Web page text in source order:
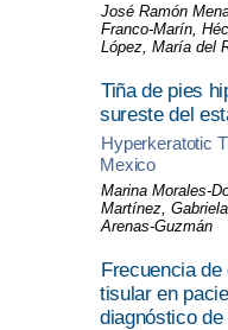
José Ramón
Franco-Marín,
López, María del
Tiña de pies
sureste del
Hyperkeratotic
Mexico
Marina Morales-
Martínez,
Arenas-Guzmán
Frecuencia
tisular en
diagnóstico